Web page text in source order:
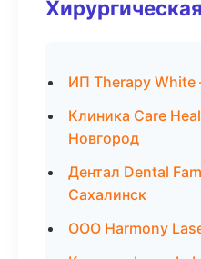
ИП Therapy
Клиника Care
Новгород
Дентал Dental
Сахалинск
ООО Harmony